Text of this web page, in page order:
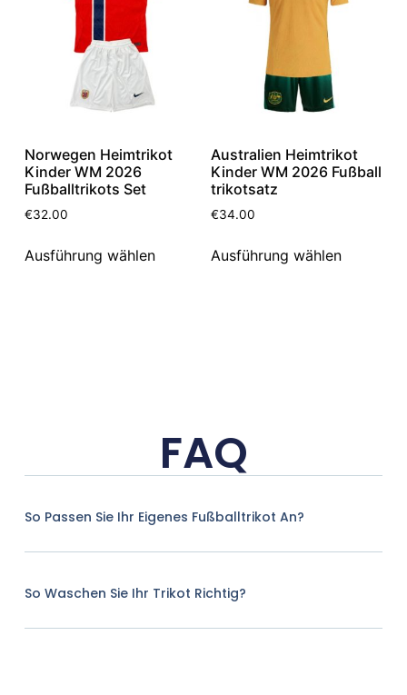
Norwegen Heimtrikot
Kinder WM 2026
Fußballtrikots Set
€32.00
Ausführung wählen
Australien Heimtrikot
Kinder WM 2026 Fußball
trikotsatz
€34.00
Ausführung wählen
FAQ
So Passen Sie Ihr Eigenes Fußballtrikot An?
So Waschen Sie Ihr Trikot Richtig?